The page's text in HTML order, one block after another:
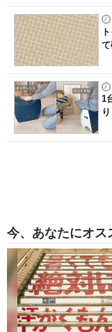
1
今、あなたにオス